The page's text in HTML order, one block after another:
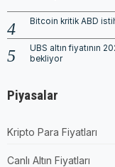
Bitcoin kritik ABD
UBS altın fiyatının
bekliyor
Piyasalar
Kripto Para Fiyatları
Canlı Altın Fiyatları